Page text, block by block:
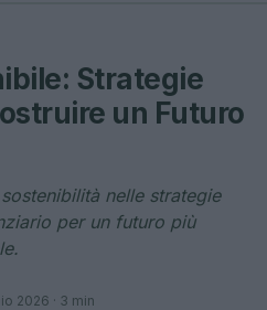
Strategie
un Futuro
nelle strategie
per un futuro più
2026 · 3 min